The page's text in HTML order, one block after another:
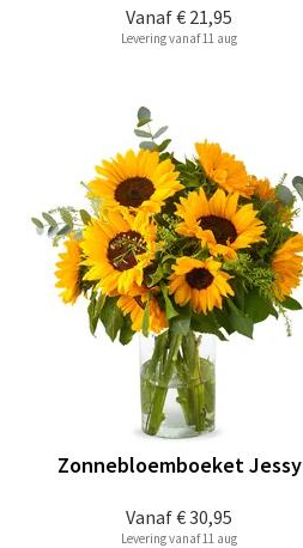
Vanaf€ 21,95
Levering vanaf 11 aug
Vanaf€ 30,95
Zonnebloemboeket Jessy
Levering vanaf 11 aug